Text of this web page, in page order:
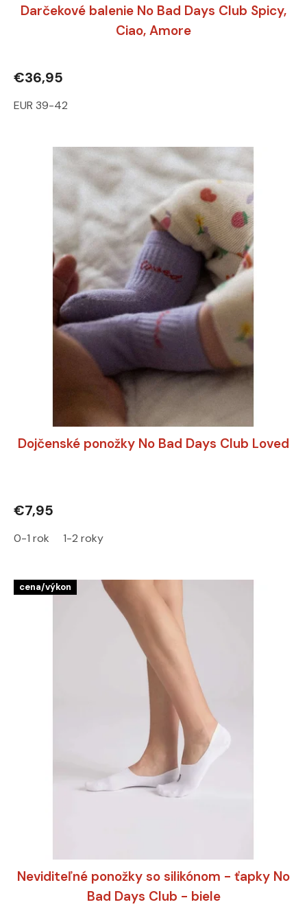
Darčekové balenie No Bad Days Club Spicy,
Ciao, Amore
€36,95
EUR 39-42
Dojčenské ponožky No Bad Days Club Loved
€7,95
0-1 rok 1-2 roky
cena/výkon
Neviditeľné ponožky so silikónom - ťapky No
Bad Days Club - biele